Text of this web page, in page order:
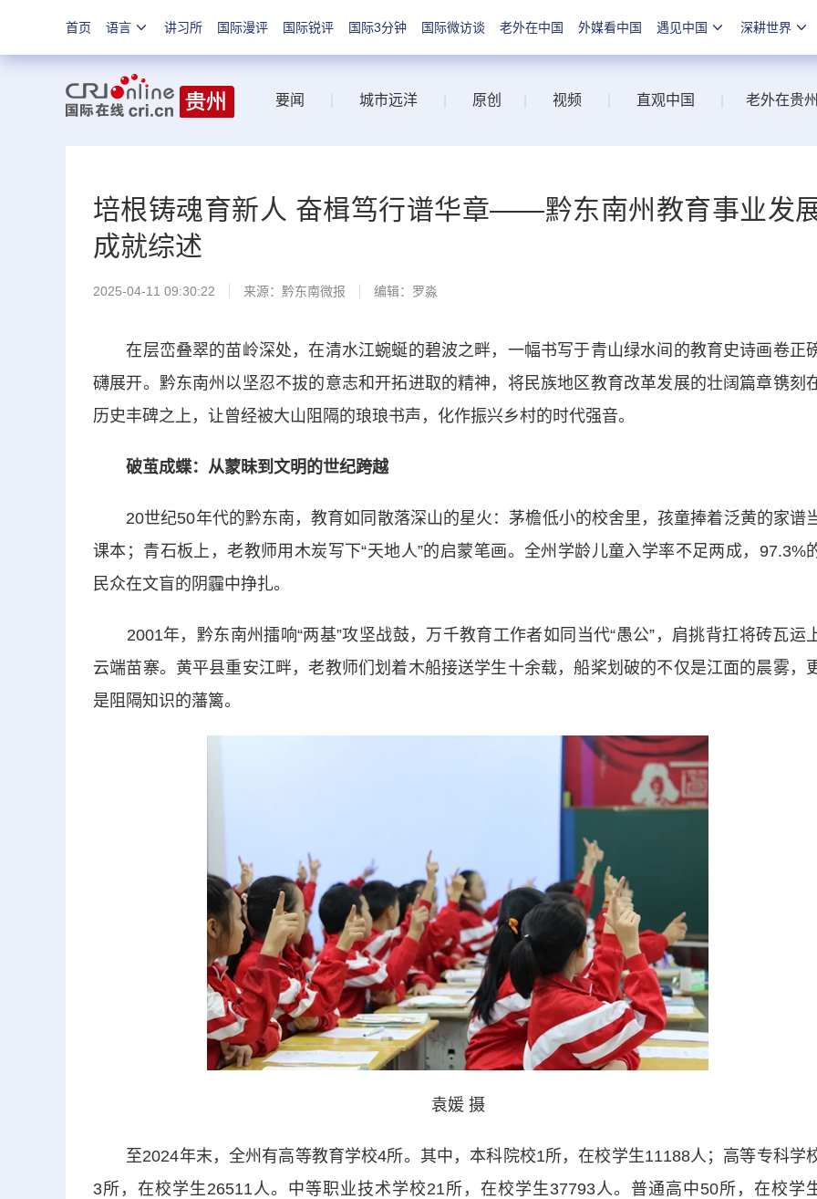
首页 语言 讲习所 国际漫评 国际锐评 国际3分钟 国际微访谈 老外在中国 外媒看中国 遇见中国 深耕世界
要闻 城市远洋 原创 视频 直观中国 老外在贵州
培根铸魂育新人 奋楫笃行谱华章——黔东南州教育事业发
成就综述
2025-04-11 09:30:22 来源： 黔东南微报 编辑：罗淼
在层峦叠翠的苗岭深处，在清水江蜿蜒的碧波之畔，一幅书写于青山绿水间的教育史诗画卷正
礴展开。黔东南州以坚忍不拔的意志和开拓进取的精神，将民族地区教育改革发展的壮阔篇章镌刻
历史丰碑之上，让曾经被大山阻隔的琅琅书声，化作振兴乡村的时代强音。
破茧成蝶：从蒙昧到文明的世纪跨越
20世纪50年代的黔东南，教育如同散落深山的星火：茅檐低小的校舍里，孩童捧着泛黄的家谱
课本；青石板上，老教师用木炭写下“天地人”的启蒙笔画。全州学龄儿童入学率不足两成，97.3%
民众在文盲的阴霾中挣扎。
2001年，黔东南州擂响“两基”攻坚战鼓，万千教育工作者如同当代“愚公”，肩挑背扛将砖瓦运
云端苗寨。黄平县重安江畔，老教师们划着木船接送学生十余载，船桨划破的不仅是江面的晨雾，
是阻隔知识的藩篱。
袁媛 摄
至2024年末，全州有高等教育学校4所。其中，本科院校1所，在校学生11188人；高等专科学
3所，在校学生26511人。中等职业技术学校21所，在校学生37793人。普通高中50所，在校学